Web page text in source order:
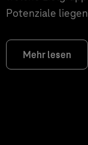
Potenziale
Mehr lesen